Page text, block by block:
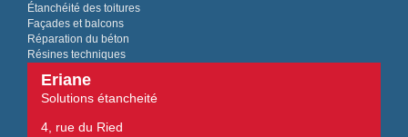
Étanchéité des toitures
Façades et balcons
Réparation du béton
Résines techniques
Eriane
Solutions étancheité
4, rue du Ried